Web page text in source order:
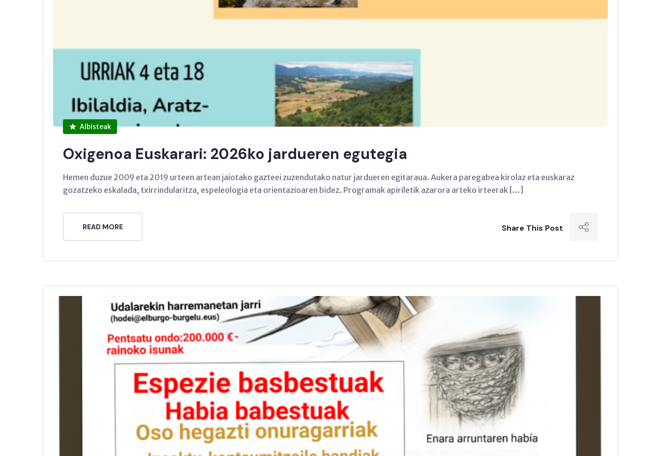
Albisteak
Oxigenoa Euskarari: 2026ko jardueren egutegia
Hemen duzue 2009 eta 2019 urteen artean jaiotako gazteei zuzendutako natur jardueren egitaraua. Aukera paregabea kirolaz eta euskaraz
gozatzeko eskalada, txirrindularitza, espeleologia eta orientazioaren bidez. Programak apiriletik azarora arteko irteerak […]
READ MORE Share This Post